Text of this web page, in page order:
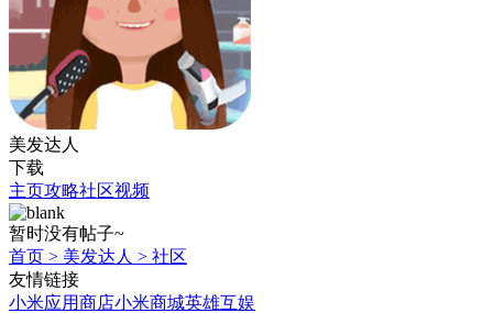
美发达人
下载
主页攻略社区视频
暂时没有帖子~
首页 > 美发达人 > 社区
友情链接
小米应用商店小米商城英雄互娱